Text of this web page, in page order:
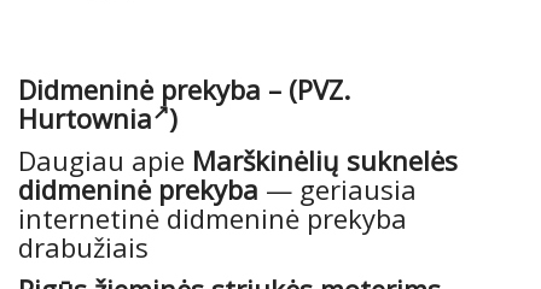
Didmeninė prekyba – (PVZ.
Hurtownia )
Daugiau apie Marškinėlių suknelės
didmeninė prekyba — geriausia
internetinė didmeninė prekyba
drabužiais